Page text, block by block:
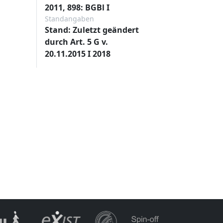
2011, 898: BGBl I
Standangaben
Stand: Zuletzt geändert
durch Art. 5 G v.
20.11.2015 I 2018